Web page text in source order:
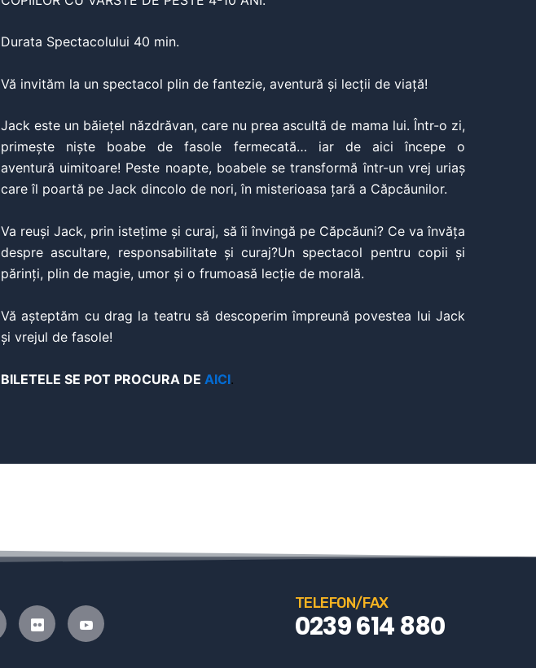
Durata Spectacolului 40 min.
Vă invităm la un spectacol plin de fantezie, aventură și lecții de viață!
Jack este un băiețel năzdrăvan, care nu prea ascultă de mama lui. Într-o zi,
primește niște boabede fasole fermecată… iar de aici începe o
aventură uimitoare! Peste noapte, boabele setransformă într-un vrej uriaș
care îl poartă pe Jack dincolo de nori, în misterioasa țară a Căpcăunilor.
Va reuși Jack, prin istețime și curaj, să îi învingă pe Căpcăuni? Ce va învăța
despre ascultare, responsabilitate și curaj?Un spectacol pentru copii și
părinți, plin de magie, umor și o frumoasă lecție de morală.
Vă așteptăm cu drag la teatru să descoperim împreună povestea lui Jack
și vrejul de fasole!
BILETELE SE POT PROCURA DE AICI.
TELEFON/FAX
0239 614 880